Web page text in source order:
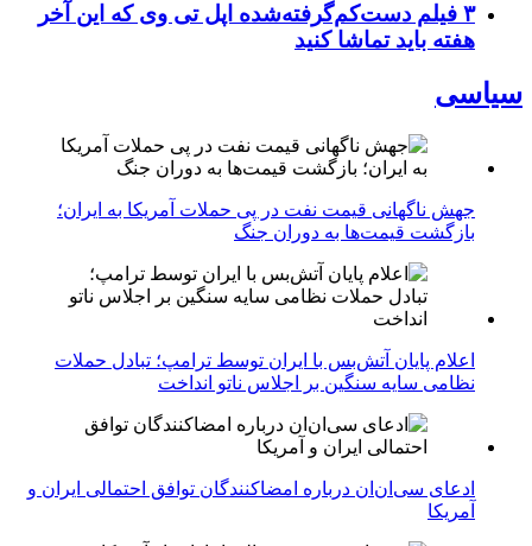
۳ فیلم دست‌کم‌گرفته‌شده اپل تی وی که این آخر
هفته باید تماشا کنید
سیاسی
جهش ناگهانی قیمت نفت در پی حملات آمریکا به ایران؛
بازگشت قیمت‌ها به دوران جنگ
اعلام پایان آتش‌بس با ایران توسط ترامپ؛ تبادل حملات
نظامی سایه سنگین بر اجلاس ناتو انداخت
ادعای سی‌ان‌ان درباره امضاکنندگان توافق احتمالی ایران و
آمریکا